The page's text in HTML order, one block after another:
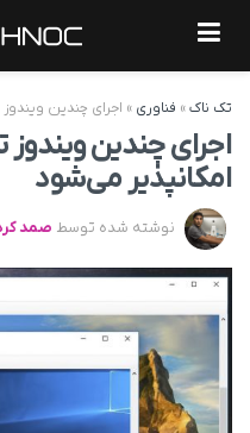
تک ناک» فناوری » اجرای چندین
اجرای چندین ویندوز
امکانپذیر می‌شود
نوشته شده توسط صمد